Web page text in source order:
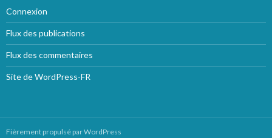
Connexion
Flux des publications
Flux des commentaires
Site de WordPress-FR
Fièrement propulsé par WordPress